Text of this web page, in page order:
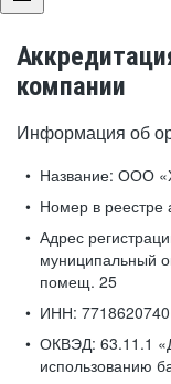
компании
Информация об
Название: ООО
Номер в реестре
Адрес
муниципальный
помещ. 25
ИНН: 7718620740
ОКВЭД: 63.11.1
использованию